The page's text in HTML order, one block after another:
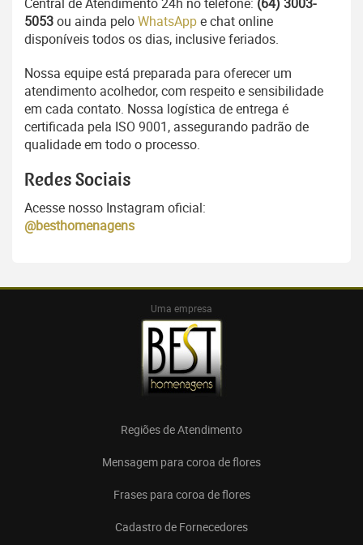
5053ou ainda peloWhatsAppe chat online
disponíveis todos os dias, inclusive feriados.
Nossa equipe está preparada para oferecer um
atendimento acolhedor, com respeito e sensibilidade
em cada contato. Nossa logística de entrega é
certificada pela ISO 9001, assegurando padrão de
qualidade em todo o processo.
Redes Sociais
Acesse nosso Instagram oficial:
@besthomenagens
Uma empresa
Regiões de Atendimento
Mensagem para coroa de flores
Frases para coroa de flores
Cadastro de Fornecedores